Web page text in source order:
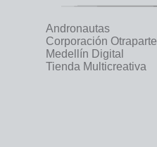
Andronautas
Corporación Otraparte
Medellín Digital
Tienda Multicreativa